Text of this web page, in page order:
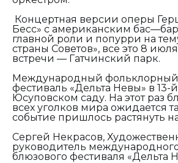
Концертная версии оперы
Бесс» с американским
главной роли и попурри на
страны Советов», все это 8
встречи — Гатчинский парк.
Международный
фестиваль «Дельта Невы» в 13-
Юсуповском саду. На этот раз
всех уголков мира ожидается
событие пришлось растянуть
Сергей Некрасов,
руководитель
блюзового фестиваля «Дельта